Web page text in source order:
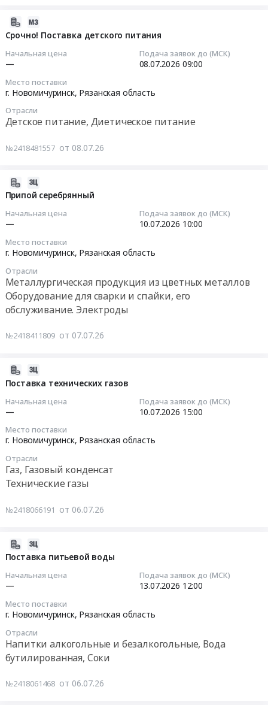
Срочно! Поставка детского питания
Начальная цена
—
Подача заявок до (МСК)
08.07.2026 09:00
Место поставки
г. Новомичуринск, Рязанская область
Отрасли
Детское питание, Диетическое питание
№2418481557 от 08.07.26
Припой серебрянный
Начальная цена
—
Подача заявок до (МСК)
10.07.2026 10:00
Место поставки
г. Новомичуринск, Рязанская область
Отрасли
Металлургическая продукция из цветных металлов
Оборудование для сварки и спайки, его
обслуживание. Электроды
№2418411809 от 07.07.26
Поставка технических газов
Начальная цена
—
Подача заявок до (МСК)
10.07.2026 15:00
Место поставки
г. Новомичуринск, Рязанская область
Отрасли
Газ, Газовый конденсат
Технические газы
№2418066191 от 06.07.26
Поставка питьевой воды
Начальная цена
—
Подача заявок до (МСК)
13.07.2026 12:00
Место поставки
г. Новомичуринск, Рязанская область
Отрасли
Напитки алкогольные и безалкогольные, Вода
бутилированная, Соки
№2418061468 от 06.07.26